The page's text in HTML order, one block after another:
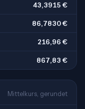
43,3915 €
86,7830 €
216,96 €
867,83 €
Mittelkurs, gerundet